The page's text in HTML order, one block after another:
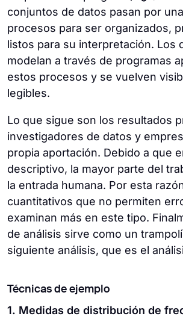
conjuntos de datos pasan por
procesos para ser organizados,
listos para su interpretación. Los
modelan a través de programas
estos procesos y se vuelven
legibles.
Lo que sigue son los resultados
investigadores de datos y
propia aportación. Debido a que
descriptivo, la mayor parte del
la entrada humana. Por esta
cuantitativos que no permiten
examinan más en este tipo.
de análisis sirve como un
siguiente análisis, que es el
Técnicas de ejemplo
1. Medidas de distribución de